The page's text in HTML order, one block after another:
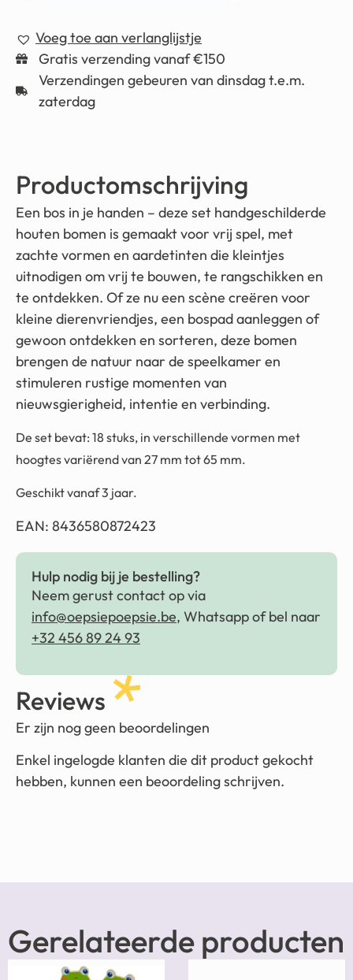
Voeg toe aan verlanglijstje
Gratis verzending vanaf €150
Verzendingen gebeuren van dinsdag t.e.m.
zaterdag
Productomschrijving
Een bos in je handen – deze set handgeschilderde
houten bomen is gemaakt voor vrij spel, met
zachte vormen en aardetinten die kleintjes
uitnodigen om vrij te bouwen, te rangschikken en
te ontdekken. Of ze nu een scène creëren voor
kleine dierenvriendjes, een bospad aanleggen of
gewoon ontdekken en sorteren, deze bomen
brengen de natuur naar de speelkamer en
stimuleren rustige momenten van
nieuwsgierigheid, intentie en verbinding.
De set bevat: 18 stuks, in verschillende vormen met
hoogtes variërend van 27 mm tot 65 mm.
Geschikt vanaf 3 jaar.
EAN: 8436580872423
Hulp nodig bij je bestelling?
Neem gerust contact op via
info@oepsiepoepsie.be, Whatsapp of bel naar
+32 456 89 24 93
Reviews
Er zijn nog geen beoordelingen
Enkel ingelogde klanten die dit product gekocht
hebben, kunnen een beoordeling schrijven.
Gerelateerde producten